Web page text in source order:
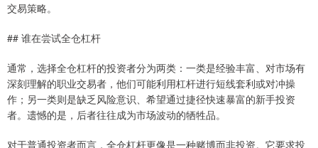
交易策略。
## 谁在尝试全仓杠杆
通常，选择全仓杠杆的投资者分为两类：一类是经验丰富、对市场有
深刻理解的职业交易者，他们可能利用杠杆进行短线套利或对冲操
作；另一类则是缺乏风险意识、希望通过捷径快速暴富的新手投资
者。遗憾的是，后者往往成为市场波动的牺牲品。
对于普通投资者而言，全仓杠杆更像是一种赌博而非投资。它要求投